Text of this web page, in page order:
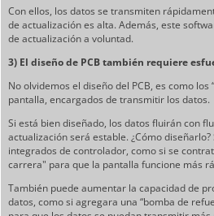
Con ellos, los datos se transmiten
de actualización es alta. Además, este
de actualización a voluntad.
3) El diseño de PCB también requiere
No olvidemos el diseño del PCB, es como los
pantalla, encargados de transmitir los datos.
Si está bien diseñado, los datos fluirán con
actualización será estable. ¿Cómo
integrados de controlador, como si se
carrera" para que la pantalla funcione más
También puede aumentar la capacidad de
datos, como si agregara una “bomba de